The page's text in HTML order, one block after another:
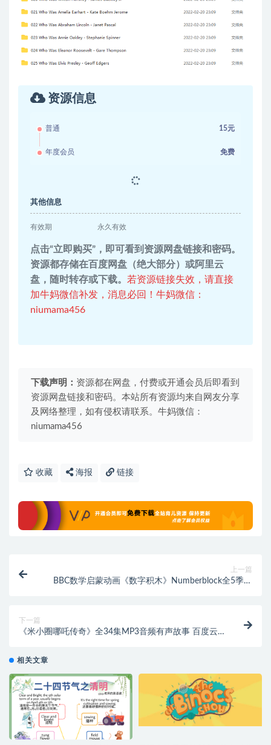
资源信息
普通 15元
年度会员 免费
其他信息
有效期 永久有效
点击“立即购买”，即可看到资源网盘链接和密码。
资源都存储在百度网盘（绝大部分）或阿里云
盘，随时转存或下载。 若资源链接失效，请直接
加牛妈微信补发，消息必回！牛妈微信：
niumama456
下载声明： 资源都在网盘，付费或开通会员后即看到
资源网盘链接和密码。本站所有资源均来自网友分享
及网络整理，如有侵权请联系。牛妈微信：
niumama456
收藏 海报 链接
上一篇
BBC数学启蒙动画《数字积木》Numberblock全5季视
下一篇
《米小圈哪吒传奇》全34集MP3音频有声故事 百度云
相关文章